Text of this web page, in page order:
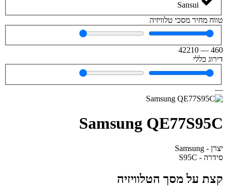
Sansui
טווח מחיר מסכי טלוויזיה
460
—
42210
דירוג כללי
—
Samsung QE77S95C
יצרן - Samsung
סידרה - S95C
קצת על מסך הטלוויזיה